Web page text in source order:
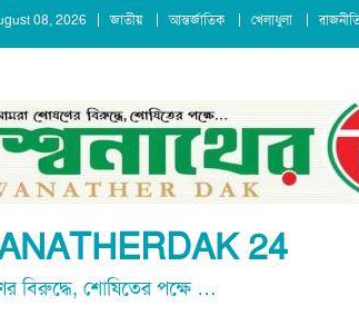
08, 2026 জাতীয় আন্তর্জাতিক খেলাধুলা
24
বিরুদ্ধে, শোষিতের পক্ষে …